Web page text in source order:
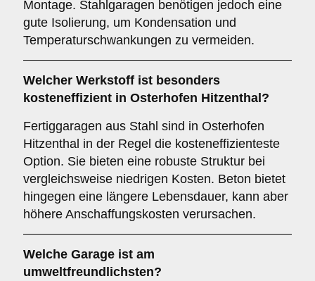
Montage. Stahlgaragen benötigen jedoch eine
gute Isolierung, um Kondensation und
Temperaturschwankungen zu vermeiden.
Welcher Werkstoff ist besonders
kosteneffizient in Osterhofen Hitzenthal?
Fertiggaragen aus Stahl sind in Osterhofen
Hitzenthal in der Regel die kosteneffizienteste
Option. Sie bieten eine robuste Struktur bei
vergleichsweise niedrigen Kosten. Beton bietet
hingegen eine längere Lebensdauer, kann aber
höhere Anschaffungskosten verursachen.
Welche Garage ist am
umweltfreundlichsten?